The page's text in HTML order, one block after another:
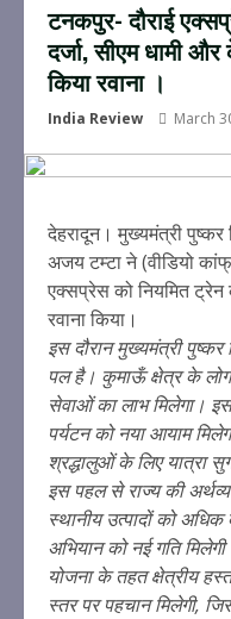
टनकपुर- दौराई
दर्जा, सीएम धामी
किया रवाना ।
India Review March
देहरादून। मुख्यमंत्री पुष्कर
अजय टम्टा ने (वीडियो
एक्सप्रेस को नियमित ट्रेन
रवाना किया।
इस दौरान मुख्यमंत्री
पल है। कुमाऊँ क्षेत्र के
सेवाओं का लाभ मिलेगा।
पर्यटन को नया आयाम
श्रद्धालुओं के लिए यात्रा
इस पहल से राज्य की
स्थानीय उत्पादों को
अभियान को नई गति
योजना के तहत क्षेत्रीय
स्तर पर पहचान मिलेगी,